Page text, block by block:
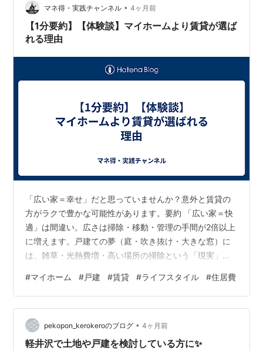
です。 高崎市で不動産を相続したものの、「遠方に住ん
でいて管理ができない」「活用方法が分からない」とお
悩…
マネ得・実践チャンネル • 4ヶ月前
【1分要約】【体験談】マイホームより賃貸が選ば
れる理由
「広い家＝幸せ」だと思っていませんか？意外と賃貸の
方がラクで豊かな可能性があります。要約 「広い家＝快
適」は間違い。広さは掃除・移動・管理の手間が2倍以上
に増えます。戸建ての夢（庭・吹き抜け・大きな窓）に
は、雑草・光熱費増・高い場所の掃除という「現実」が
れ、時間に余裕があり満足度が高い暮らしになります。
こんな考えありませんか「いつかはマイホームを買いた
い」「広い家で庭ErrorResponseってガーデニングをした
い」「持ち家こそ安心で豊かさの証」本旨マイホームは
素敵な選択肢ですが、「広さ＝手間」がセットで増える
#マイホーム #戸建 #賃貸 #ライフスタイル #住居費
pekopon_kerokeroのブログ • 4ヶ月前
軽井沢で土地や戸建を検討している方に✨